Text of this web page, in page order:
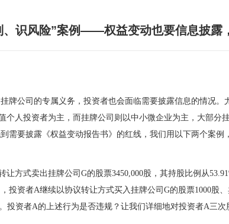
、识风险”案例——权益变动也要信息披露
公司的专属义务，投资者也会面临需要披露信息的情况。
个人投资者为主，而挂牌公司则以中小微企业为主，大部分
需要披露《权益变动报告书》的红线，我们用以下两个案例
方式卖出挂牌公司G的股票3450,000股，其持股比例从
投资者A继续以协议转让方式买入挂牌公司G的股票1000股
投资者A的上述行为是否违规？让我们详细地对投资者A三次